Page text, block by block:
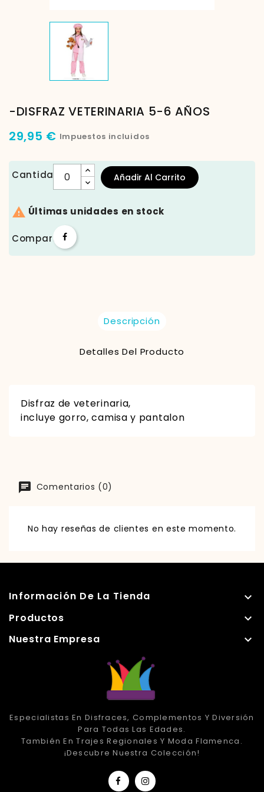
-DISFRAZ VETERINARIA 5-6 AÑOS
29,95 € Impuestos incluidos
Cantidad Añadir Al Carrito
 Últimas unidades en stock
Compartir
Descripción
Detalles Del Producto
Disfraz de veterinaria,
incluye gorro, camisa y pantalon
Comentarios (0)
No hay reseñas de clientes en este momento.
Información De La Tienda 
Productos 
Nuestra Empresa 
Especialistas En Disfraces, Complementos Y Diversión
Para Todas Las Edades.
También En Trajes Regionales Y Moda Flamenca.
¡Descubre Nuestra Colección!